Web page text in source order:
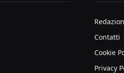
Contatti
Cookie
Privacy